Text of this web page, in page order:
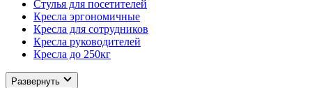
Стулья для посетителей
Кресла эргономичные
Кресла для сотрудников
Кресла руководителей
Кресла до 250кг
Развернуть